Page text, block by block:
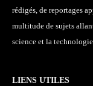
rédigés, de reportages
multitude de sujets
science et la technologie
LIENS UTILES